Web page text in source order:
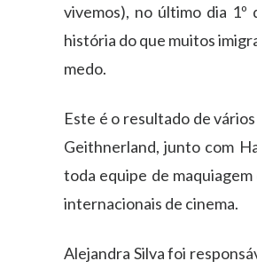
vivemos), no último dia
história do que muitos
medo.
Este é o resultado de
Geithnerland, junto com
toda equipe de
internacionais de cinema.
Alejandra Silva foi